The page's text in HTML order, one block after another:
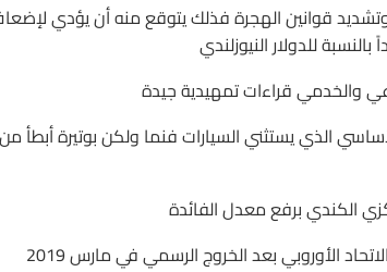
قوانين الهجرة فذلك يتوقع منه أن يؤدي
للدولار النيوزلندي
والخدمي قراءات تمهيدية جيدة
الذي يستثني السيارات فنما ولكن بوتيرة أبطأ من
الكندي برفع معدل الفائدة
الأوروبي بعد الخروج الرسمي في مارس 2019